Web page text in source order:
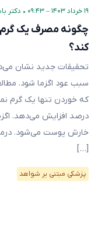
۱۹ خرداد ۱۴۰۳ – ۰۹:۴۳ • دکتر
چگونه مصرف یک گرم
کند؟
تحقیقات جدید نشان
سبب عود اگزما شود.
درصد افزایش می‌دهد.
خارش پوست می‌شود.
[…]
پزشکی مبتنی بر شواهد